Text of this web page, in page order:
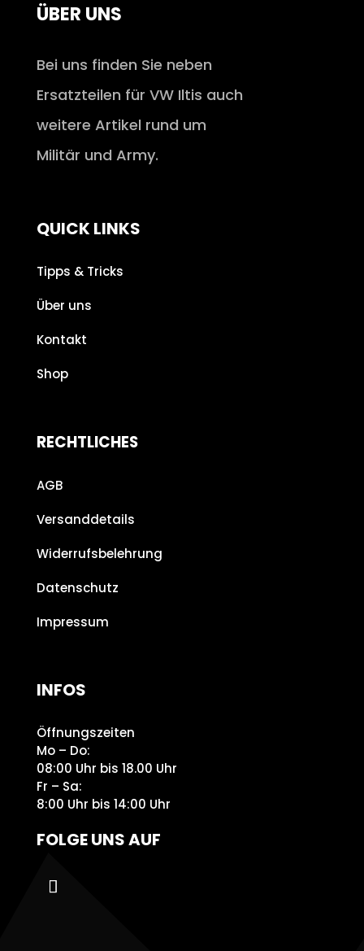
ÜBER UNS
Bei uns finden Sie neben
Ersatzteilen für VW Iltis auch
weitere Artikel rund um
Militär und Army.
QUICK LINKS
Tipps & Tricks
Über uns
Kontakt
Shop
RECHTLICHES
AGB
Versanddetails
Widerrufsbelehrung
Datenschutz
Impressum
INFOS
Öffnungszeiten
Mo – Do:
08:00 Uhr bis 18.00 Uhr
Fr – Sa:
8:00 Uhr bis 14:00 Uhr
FOLGE UNS AUF